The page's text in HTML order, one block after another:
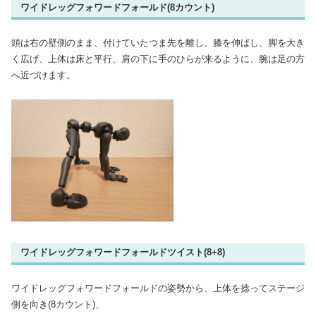
ワイドレッグフォワードフォールド(8カウント)
頭は右の壁側のまま、付けていたつま先を離し、膝を伸ばし、脚を大き
く広げ、上体は床と平行、肩の下に手のひらが来るように、腕は足の方
へ近づけます。
ワイドレッグフォワードフォールドツイスト(8+8)
ワイドレッグフォワードフォールドの姿勢から、上体を捻ってステージ
側を向き(8カウント)、